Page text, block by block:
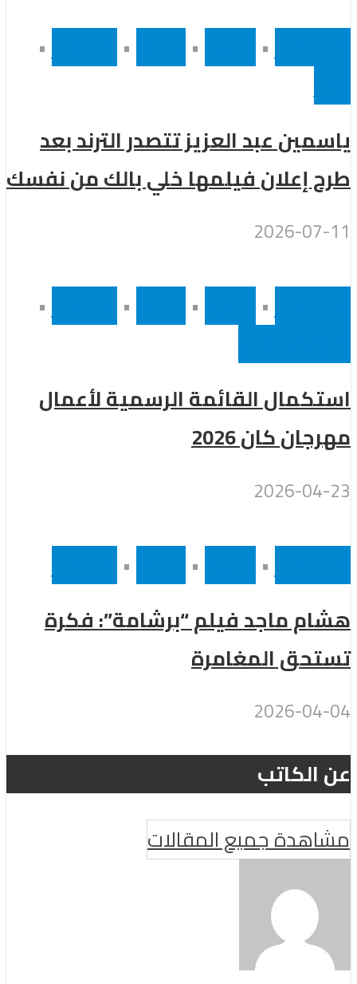
•
•
•
•
ياسمين عبد العزيز تتصدر الترند بعد
طرح إعلان فيلمها خلي بالك من نفسك
2026-07-11
•
•
•
•
استكمال القائمة الرسمية لأعمال
مهرجان كان 2026
2026-04-23
•
•
•
هشام ماجد فيلم “برشامة”: فكرة
تستحق المغامرة
2026-04-04
عن الكاتب
مشاهدة جميع المقالات